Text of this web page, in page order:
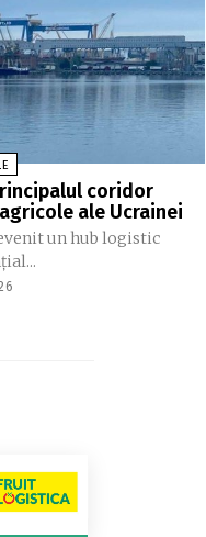
coridor
ale Ucrainei
un hub logistic